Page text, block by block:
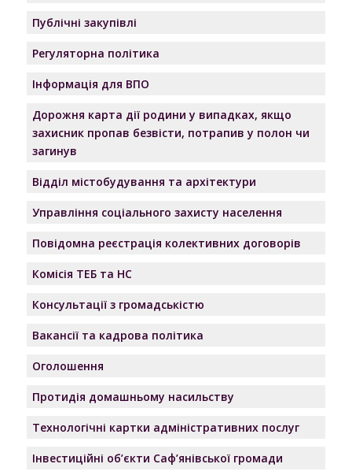
Публічні закупівлі
Регуляторна політика
Інформація для ВПО
Дорожня карта дії родини у випадках, якщо
захисник пропав безвісти, потрапив у полон чи
загинув
Відділ містобудування та архітектури
Управління соціального захисту населення
Повідомна реєстрація колективних договорів
Комісія ТЕБ та НС
Консультації з громадськістю
Вакансії та кадрова політика
Оголошення
Протидія домашньому насильству
Технологічні картки адміністративних послуг
Інвестиційні об’єкти Саф’янівської громади